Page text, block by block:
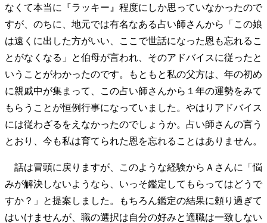
なくて本当に『ラッキー』程度にしか思っていなかったので
すが、のちに、地元では有名なある占い師さんから「この娘
は遠くに出した方がいい、ここで世話になった恩も忘れるこ
とがなくなる」と伯母が言われ、そのアドバイスに従ったと
いうことがわかったのです。もともと私の父方は、年の初め
に親戚中が集まって、この占い師さんから１年の運勢をみて
もらうことが恒例行事になっていました。やはりアドバイス
には従わざるをえなかったのでしょうか。占い師さんの言う
とおり、今も私は育てられた恩を忘れることはありません。
話は冒頭に戻りますが、このような経験からＡさんに「悩
みが解決しないようなら、いっそ鑑定してもらってはどうで
すか？」と提案しました。もちろん鑑定の結果に頼り過ぎて
はいけませんが、職の選択は自分の好みと適職は一致しない